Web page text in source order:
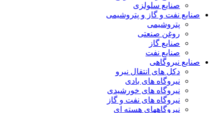
صنایع سلولزی
صنایع نفت و گاز و پتروشیمی
پتروشیمی
روغن صنعتی
صنایع گاز
صنایع نفت
صنایع نیروگاهی
دکل های انتقال نیرو
نیروگاه های بادی
نیروگاه های خورشیدی
نیروگاه های نفت و گاز
نیروگاههای هسته ای